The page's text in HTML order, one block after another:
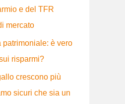
e del TFR
mercato
patrimoniale: è vero
risparmi?
crescono più
sicuri che sia un